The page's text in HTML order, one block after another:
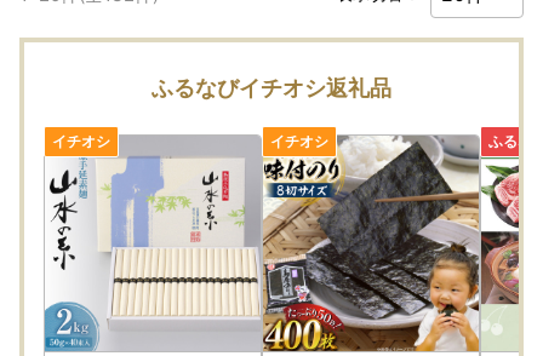
※SDGs（持続可能な開発目標）の観点から紙資源の削減に
対する取り組みでございますことを、ご理解いただけますと
★返礼品について
・お受け取り日指定はできません。
・長期ご不在でお受取不可の期間がございましたら、必ず備
考欄に「不在:○○」とご記入ください。
・返礼品送付先ご住所の誤り等のお申込内容不備や、受取人
様のご都合により返礼品がお届けできない場合、再送はいた
しません。また寄附金の返金もいたしかねます。
・手配状況次第では返礼品送付先ご住所の変更ができない場
合があります。また転送する場合は転送料金(受取人着払い)
ふるなびイチオシ返礼品